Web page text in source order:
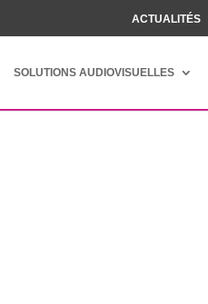
ACTUALITÉS
SOLUTIONS AUDIOVISUELLES